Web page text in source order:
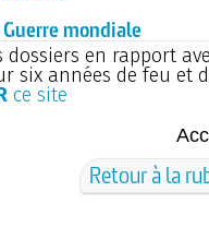
mondiale
dossiers en rapport
six années de feu et
ce site
Retour à la